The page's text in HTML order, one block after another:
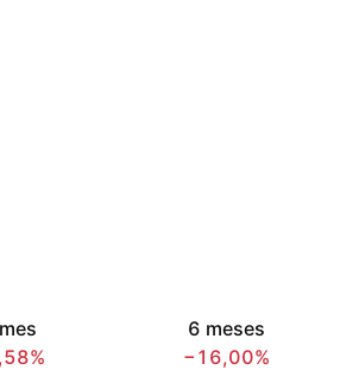
6 meses
−16,00%